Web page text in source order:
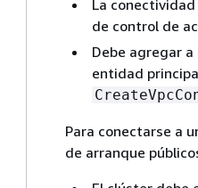
La
de control de
Debe agregar
entidad
Para conectarse a
de arranque